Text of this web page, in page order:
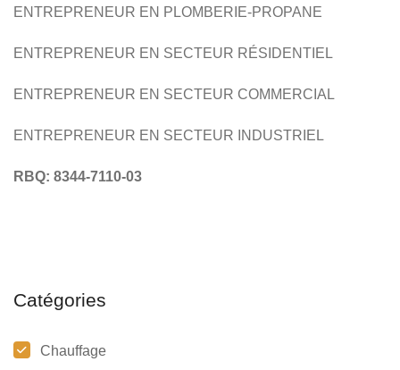
ENTREPRENEUR EN PLOMBERIE-PROPANE
ENTREPRENEUR EN SECTEUR RÉSIDENTIEL
ENTREPRENEUR EN SECTEUR COMMERCIAL
ENTREPRENEUR EN SECTEUR INDUSTRIEL
RBQ: 8344-7110-03
Catégories
Chauffage